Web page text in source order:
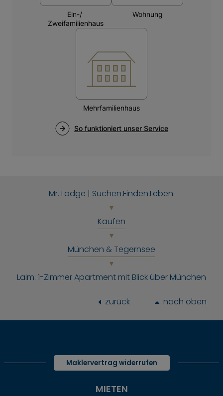
Mr. Lodge | Suchen.Finden.Leben.
Kaufen
München & Tegernsee
Laim: 1-Zimmer Apartment mit Blick über München
zurück nach oben
Maklervertrag widerrufen
MIETEN